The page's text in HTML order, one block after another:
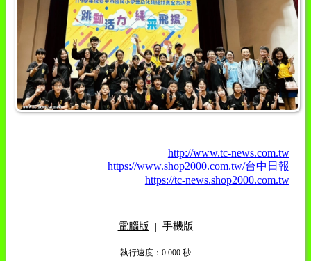
http://www.tc-news.com.tw
https://www.shop2000.com.tw/台中日報
https://tc-news.shop2000.com.tw
電腦版 | 手機版
執行速度 ：0.000 秒